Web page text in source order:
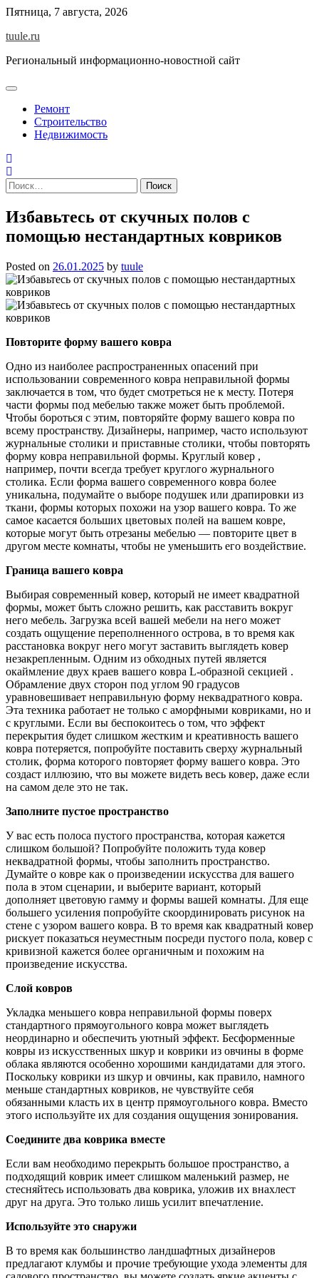
Skip
content
Пятница, 7 августа, 2026
tuule.ru
Региональный информационно-новостной сайт
Ремонт
Строительство
Недвижимость
Найти:
Избавьтесь от скучных полов с
помощью нестандартных ковриков
Posted on 26.01.2025 by tuule
Повторите форму вашего ковра
Одно из наиболее распространенных опасений при
использовании современного ковра неправильной формы
заключается в том, что будет смотреться не к месту. Потеря
части формы под мебелью также может быть проблемой.
Чтобы бороться с этим, повторяйте форму вашего ковра по
всему пространству. Дизайнеры, например, часто используют
журнальные столики и приставные столики, чтобы повторять
форму ковра неправильной формы. Круглый ковер ,
например, почти всегда требует круглого журнального
столика. Если форма вашего современного ковра более
уникальна, подумайте о выборе подушек или драпировки из
ткани, формы которых похожи на узор вашего ковра. То же
самое касается больших цветовых полей на вашем ковре,
которые могут быть отрезаны мебелью — повторите цвет в
другом месте комнаты, чтобы не уменьшить его воздействие.
Граница вашего ковра
Выбирая современный ковер, который не имеет квадратной
формы, может быть сложно решить, как расставить вокруг
него мебель. Загрузка всей вашей мебели на него может
создать ощущение переполненного острова, в то время как
расстановка вокруг него могут заставить выглядеть ковер
незакрепленным. Одним из обходных путей является
окаймление двух краев вашего ковра L-образной секцией .
Обрамление двух сторон под углом 90 градусов
уравновешивает неправильную форму неквадратного ковра.
Эта техника работает не только с аморфными ковриками, но и
с круглыми. Если вы беспокоитесь о том, что эффект
перекрытия будет слишком жестким и креативность вашего
ковра потеряется, попробуйте поставить сверху журнальный
столик, форма которого повторяет форму вашего ковра. Это
создаст иллюзию, что вы можете видеть весь ковер, даже если
на самом деле это не так.
Заполните пустое пространство
У вас есть полоса пустого пространства, которая кажется
слишком большой? Попробуйте положить туда ковер
неквадратной формы, чтобы заполнить пространство.
Думайте о ковре как о произведении искусства для вашего
пола в этом сценарии, и выберите вариант, который
дополняет цветовую гамму и формы вашей комнаты. Для еще
большего усиления попробуйте скоординировать рисунок на
стене с узором вашего ковра. В то время как квадратный ковер
рискует показаться неуместным посреди пустого пола, ковер с
кривизной кажется более органичным и похожим на
произведение искусства.
Слой ковров
Укладка меньшего ковра неправильной формы поверх
стандартного прямоугольного ковра может выглядеть
неординарно и обеспечить уютный эффект. Бесформенные
ковры из искусственных шкур и коврики из овчины в форме
облака являются особенно хорошими кандидатами для этого.
Поскольку коврики из шкур и овчины, как правило, намного
меньше стандартных ковриков, не чувствуйте себя
обязанными класть их в центр прямоугольного ковра. Вместо
этого используйте их для создания ощущения зонирования.
Соедините два коврика вместе
Если вам необходимо перекрыть большое пространство, а
подходящий коврик имеет слишком маленький размер, не
стесняйтесь использовать два коврика, уложив их внахлест
друг на друга. Это только лишь усилит впечатление.
Используйте это снаружи
В то время как большинство ландшафтных дизайнеров
предлагают клумбы и прочие требующие ухода элементы для